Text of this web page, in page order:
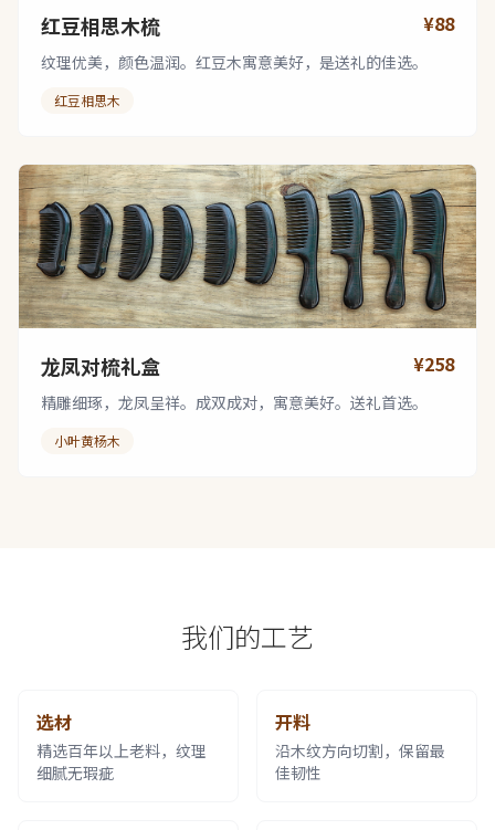
红豆相思木梳 ¥88
纹理优美，颜色温润。红豆木寓意美好，是送礼的佳选。
红豆相思木
龙凤对梳礼盒 ¥258
精雕细琢，龙凤呈祥。成双成对，寓意美好。送礼首选。
小叶黄杨木
我们的工艺
选材
精选百年以上老料，纹理
细腻无瑕疵
开料
沿木纹方向切割，保留最
佳韧性